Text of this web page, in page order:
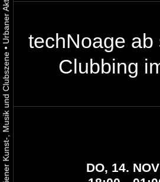
•
techNoage ab
Clubbing
DO, 14.